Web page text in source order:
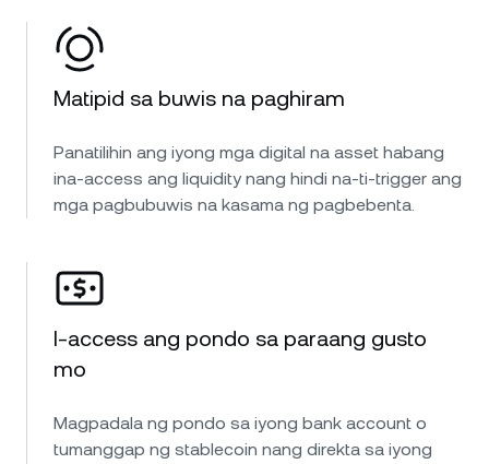
Matipid sa buwis na paghiram
Panatilihin ang iyong mga digital na asset habang
ina-access ang liquidity nang hindi na-ti-trigger ang
mga pagbubuwis na kasama ng pagbebenta.
I-access ang pondo sa paraang gusto
mo
Magpadala ng pondo sa iyong bank account o
tumanggap ng stablecoin nang direkta sa iyong